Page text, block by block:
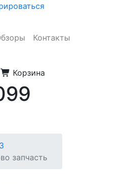
Контакты
Корзина
запчасть